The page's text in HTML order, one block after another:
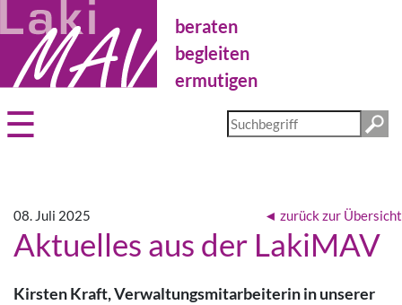
Direkt
zum
Inhalt
beraten
begleiten
ermutigen
Diese
Website
08. Juli 2025
Aktuelles aus der LakiMAV
zurück zur Übersicht
Kirsten Kraft, Verwaltungsmitarbeiterin in unserer